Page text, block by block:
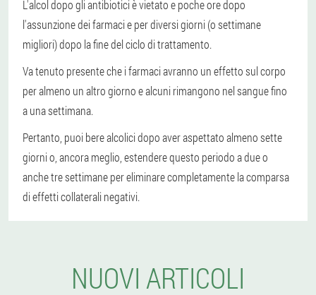
L'alcol dopo gli antibiotici è vietato e poche ore dopo
l'assunzione dei farmaci e per diversi giorni (o settimane
migliori) dopo la fine del ciclo di trattamento.
Va tenuto presente che i farmaci avranno un effetto sul corpo
per almeno un altro giorno e alcuni rimangono nel sangue fino
a una settimana.
Pertanto, puoi bere alcolici dopo aver aspettato almeno sette
giorni o, ancora meglio, estendere questo periodo a due o
anche tre settimane per eliminare completamente la comparsa
di effetti collaterali negativi.
NUOVI ARTICOLI